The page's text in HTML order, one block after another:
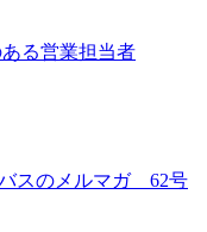
ある営業担当者
スのメルマガ 62号